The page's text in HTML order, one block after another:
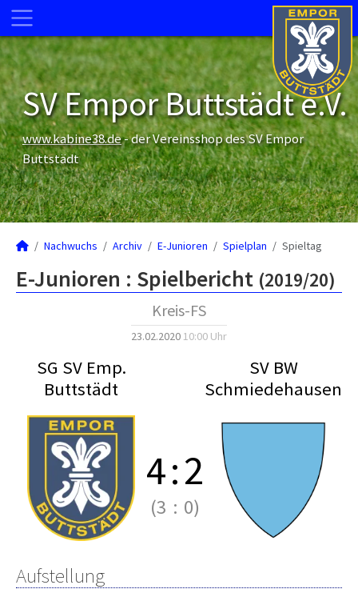
SV Empor Buttstädt e.V.
www.kabine38.de- der Vereinsshop des SV Empor
Buttstädt
Nachwuchs Archiv E-Junioren Spielplan Spieltag
E-Junioren : Spielbericht (2019/20)
Kreis-FS
23.02.2020 10:00 Uhr
SG SV Emp.
Buttstädt
SV BW
Schmiedehausen
4:2
(3 : 0)
Aufstellung